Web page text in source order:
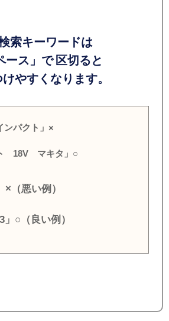
索キーワードは
ース」で 区切ると
やすくなります。
パクト」×
18V マキタ」○
（悪い例）
○（良い例）